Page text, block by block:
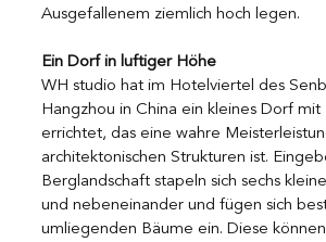
Ausgefallenem ziemlich hoch legen.
Ein Dorf in luftiger Höhe
WH studio hat im Hotelviertel des
Hangzhou in China ein kleines Dorf mit
errichtet, das eine wahre
architektonischen Strukturen ist.
Berglandschaft stapeln sich sechs
und nebeneinander und fügen sich
umliegenden Bäume ein. Diese